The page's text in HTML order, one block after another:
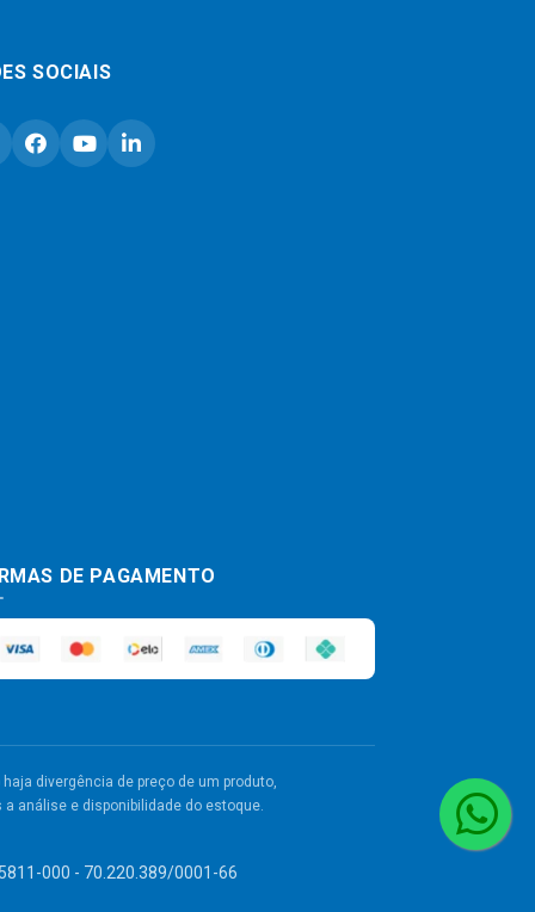
SOCIAIS
DE PAGAMENTO
divergência de preço de um produto,
análise e disponibilidade do estoque.
000 - 70.220.389/0001-66